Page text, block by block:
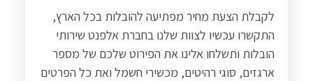
לקבלת הצעת מחיר מפתיעה להובלות בכל הארץ,
התקשרו עכשיו לצוות שלנו בחברת אלפנט שירותי
הובלות ותשלחו אלינו את הפירוט שלכם של מספר
ארגזים, סוגי רהיטים, מכשירי חשמל ואת כל הפרטים